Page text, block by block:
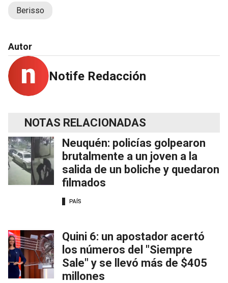
Berisso
Autor
Notife Redacción
NOTAS RELACIONADAS
Neuquén: policías golpearon
brutalmente a un joven a la
salida de un boliche y quedaron
filmados
PAÍS
Quini 6: un apostador acertó
los números del "Siempre
Sale" y se llevó más de $405
millones